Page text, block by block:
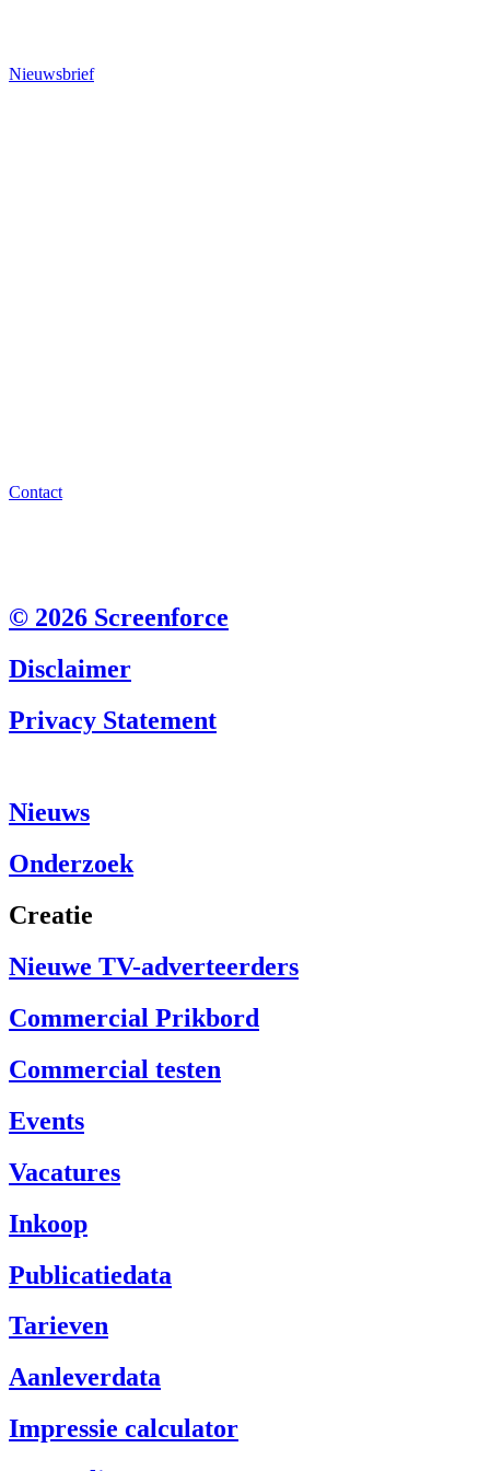
Nieuwsbrief
Contact
© 2026 Screenforce
Disclaimer
Privacy Statement
Nieuws
Onderzoek
Creatie
Nieuwe TV-adverteerders
Commercial Prikbord
Commercial testen
Events
Vacatures
Inkoop
Publicatiedata
Tarieven
Aanleverdata
Impressie calculator